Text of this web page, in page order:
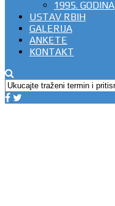
1995. GODINA
USTAV RBIH
GALERIJA
ANKETE
KONTAKT